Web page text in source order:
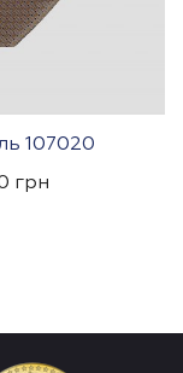
107020
грн